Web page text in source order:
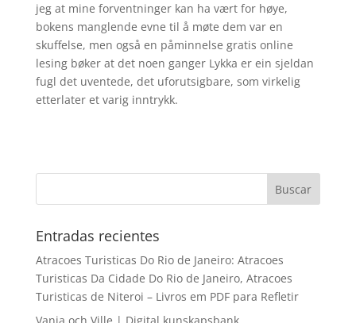
jeg at mine forventninger kan ha vært for høye,
bokens manglende evne til å møte dem var en
skuffelse, men også en påminnelse gratis online
lesing bøker at det noen ganger Lykka er ein sjeldan
fugl det uventede, det uforutsigbare, som virkelig
etterlater et varig inntrykk.
Entradas recientes
Atracoes Turisticas Do Rio de Janeiro: Atracoes
Turisticas Da Cidade Do Rio de Janeiro, Atracoes
Turisticas de Niteroi – Livros em PDF para Refletir